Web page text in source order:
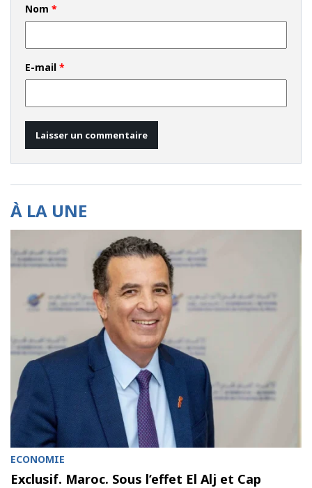
Nom *
E-mail *
À LA UNE
ECONOMIE
Exclusif. Maroc. Sous l’effet El Alj et Cap